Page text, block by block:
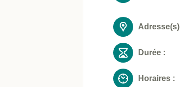
Adresse(s)
Durée :
Horaires :